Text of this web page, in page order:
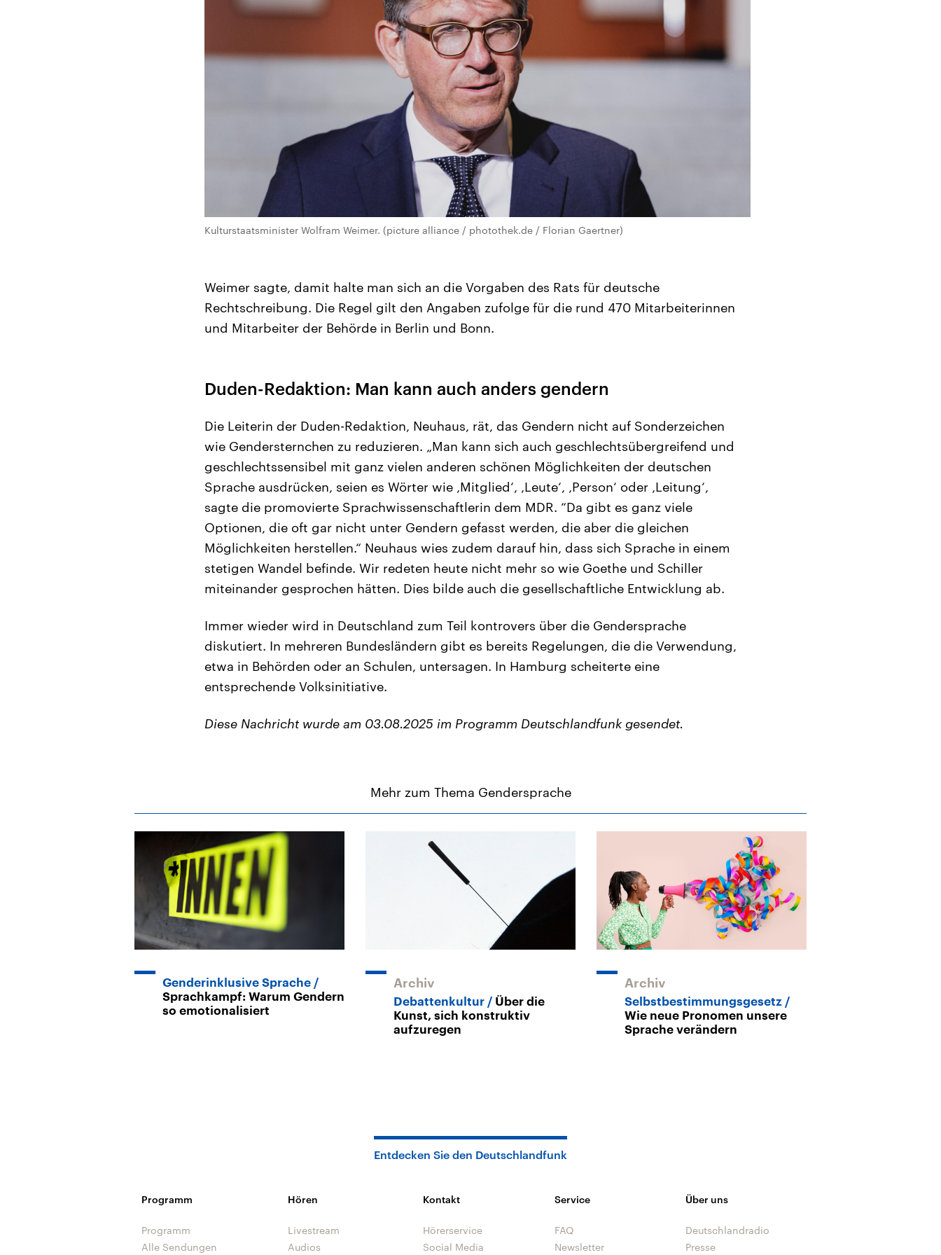
Kulturstaatsminister Wolfram Weimer. (picture alliance / photothek.de / Florian Gaertner)
Weimer sagte, damit halte man sich an die Vorgaben des Rats für deutsche
Rechtschreibung. Die Regel gilt den Angaben zufolge für die rund 470 Mitarbeiterinnen
und Mitarbeiter der Behörde in Berlin und Bonn.
Duden-Redaktion: Man kann auch anders gendern
Die Leiterin der Duden-Redaktion, Neuhaus, rät, das Gendern nicht auf Sonderzeichen
wie Gendersternchen zu reduzieren. „Man kann sich auch geschlechtsübergreifend und
geschlechtssensibel mit ganz vielen anderen schönen Möglichkeiten der deutschen
Sprache ausdrücken, seien es Wörter wie ‚Mitglied‘, ‚Leute‘, ‚Person‘ oder ‚Leitung‘,
sagte die promovierte Sprachwissenschaftlerin dem MDR. “Da gibt es ganz viele
Optionen, die oft gar nicht unter Gendern gefasst werden, die aber die gleichen
Möglichkeiten herstellen.“ Neuhaus wies zudem darauf hin, dass sich Sprache in einem
stetigen Wandel befinde. Wir redeten heute nicht mehr so wie Goethe und Schiller
miteinander gesprochen hätten. Dies bilde auch die gesellschaftliche Entwicklung ab.
Immer wieder wird in Deutschland zum Teil kontrovers über die Gendersprache
diskutiert. In mehreren Bundesländern gibt es bereits Regelungen, die die Verwendung,
etwa in Behörden oder an Schulen, untersagen. In Hamburg scheiterte eine
entsprechende Volksinitiative.
Diese Nachricht wurde am 03.08.2025 im Programm Deutschlandfunk gesendet.
Mehr zum Thema Gendersprache
Genderinklusive Sprache
Sprachkampf: Warum Gendern
so emotionalisiert
Archiv
Debattenkultur
Über die
Kunst, sich konstruktiv
aufzuregen
Archiv
Selbstbestimmungsgesetz
Wie neue Pronomen unsere
Sprache verändern
Entdecken Sie den Deutschlandfunk
Programm
Programm
Alle Sendungen
Hören
Livestream
Audios
Kontakt
Hörerservice
Social Media
Service
FAQ
Newsletter
Über uns
Deutschlandradio
Presse